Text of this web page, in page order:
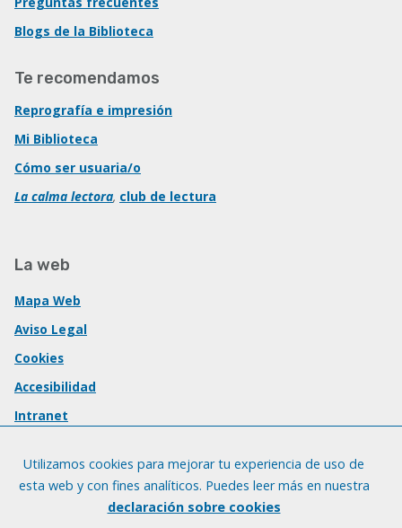
Blogs de la Biblioteca
Te recomendamos
Reprografía e impresión
Mi Biblioteca
Cómo ser usuaria/o
La calma lectora, club de lectura
La web
Mapa Web
Aviso Legal
Cookies
Accesibilidad
Intranet
Utilizamos cookies para mejorar tu experiencia de uso de
esta web y con fines analíticos. Puedes leer más en nuestra
declaración sobre cookies